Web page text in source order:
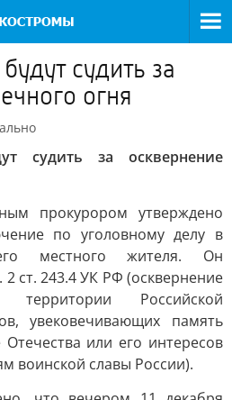
судить за
огня
судить за осквернение
прокурором утверждено
по уголовному делу в
местного жителя. Он
2 ст. 243.4 УК РФ (осквернение
Российской
увековечивающих память
или его интересов
воинской славы России).